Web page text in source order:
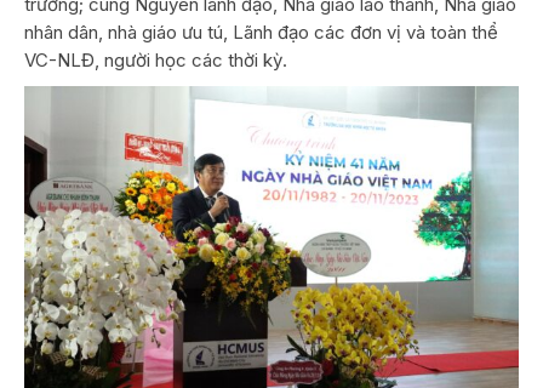
nhân dân, nhà giáo ưu tú, Lãnh đạo các đơn vị và toàn thể
VC-NLĐ, người học các thời kỳ.